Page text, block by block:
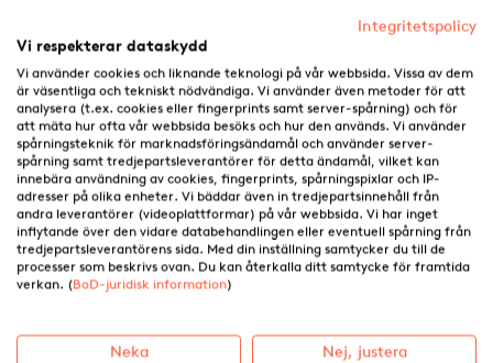
Integritetspolicy
Vi respekterar dataskydd
Vi använder cookies och liknande teknologi på vår webbsida. Vissa av dem
är väsentliga och tekniskt nödvändiga. Vi använder även metoder för att
analysera (t.ex. cookies eller fingerprints samt server-spårning) och för
att mäta hur ofta vår webbsida besöks och hur den används. Vi använder
spårningsteknik för marknadsföringsändamål och använder server-
spårning samt tredjepartsleverantörer för detta ändamål, vilket kan
innebära användning av cookies, fingerprints, spårningspixlar och IP-
adresser på olika enheter. Vi bäddar även in tredjepartsinnehåll från
andra leverantörer (videoplattformar) på vår webbsida. Vi har inget
inflytande över den vidare databehandlingen eller eventuell spårning från
tredjepartsleverantörens sida. Med din inställning samtycker du till de
processer som beskrivs ovan. Du kan återkalla ditt samtycke för framtida
verkan. (BoD-juridisk information)
Neka Nej, justera